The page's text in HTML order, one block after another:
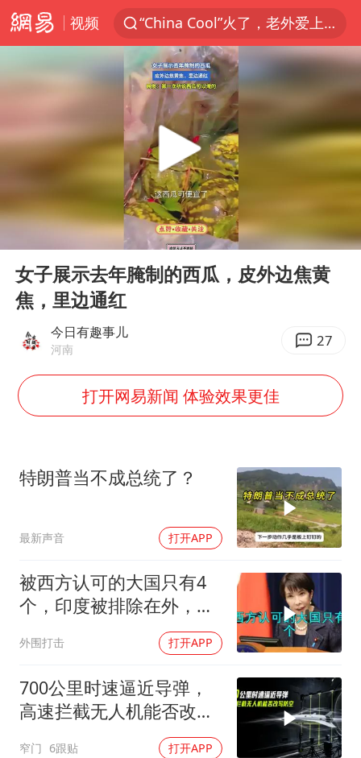
视频
“China Cool”火了，老外爱上中国避暑游
香港宏福苑火灾或由烟头引起
浙江台州《告全体市民书》
以媒：穆杰塔巴被紧急送医情况危急
多所高校取消艺考
22岁女生独闯南太行失联12天
用AI造出新病毒意味着什么
今年第二强台风将带来多大影响
浙江最强风雨时段已锁定
万岁山接盘烂尾恒大文旅城
多所幼师院校开设养老专业
薛之谦杭州站演唱会取消
习近平心系体育强国建设
Play
00:00 00:16
女子展示去年腌制的西瓜，皮外边焦黄
焦，里边通红
今日有趣事儿
河南 27
打开网易新闻 体验效果更佳
特朗普当不成总统了？
最新声音 打开APP
被西方认可的大国只有4
个，印度被排除在外，为
外围打击 打开APP
700公里时速逼近导弹，
高速拦截无人机能否改写
窄门 6跟贴 打开APP